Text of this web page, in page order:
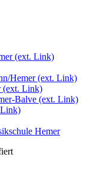
(ext. Link)
Hemer (ext. Link)
(ext. Link)
Balve (ext. Link)
Link)